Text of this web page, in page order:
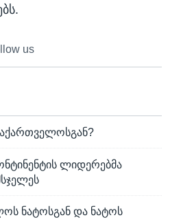
us
ლიდერებმა
ნატოსგან და ნატოს